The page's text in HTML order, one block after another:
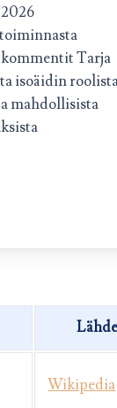
Tarja
isoäidin
mahdollisista
Lähde
Wikipedia